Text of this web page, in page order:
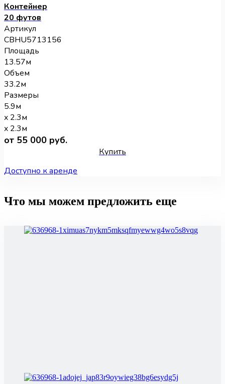
Контейнер
20 футов
Артикул
CBHU5713156
Площадь
13.57м
Объем
33.2м
Размеры
5.9м
x 2.3м
x 2.3м
от 55 000 руб.
Купить
Доступно к аренде
Что мы можем предложить еще